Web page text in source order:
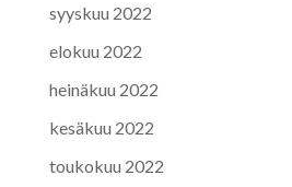
syyskuu 2022
elokuu 2022
heinäkuu 2022
kesäkuu 2022
toukokuu 2022